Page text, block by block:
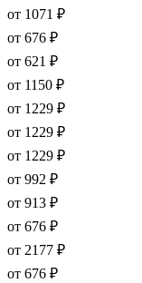
от 1071 ₽
от 676 ₽
от 621 ₽
от 1150 ₽
от 1229 ₽
от 1229 ₽
от 1229 ₽
от 992 ₽
от 913 ₽
от 676 ₽
от 2177 ₽
от 676 ₽